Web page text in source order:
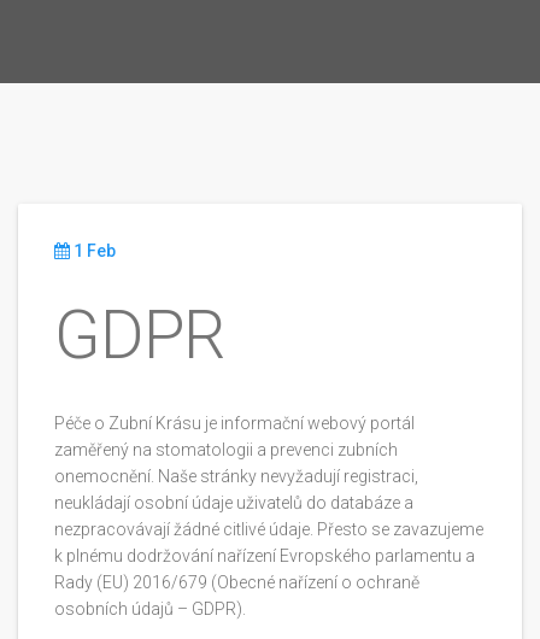
1 Feb
GDPR
Péče o Zubní Krásu je informační webový portál
zaměřený na stomatologii a prevenci zubních
onemocnění. Naše stránky nevyžadují registraci,
neukládají osobní údaje uživatelů do databáze a
nezpracovávají žádné citlivé údaje. Přesto se zavazujeme
k plnému dodržování nařízení Evropského parlamentu a
Rady (EU) 2016/679 (Obecné nařízení o ochraně
osobních údajů – GDPR).